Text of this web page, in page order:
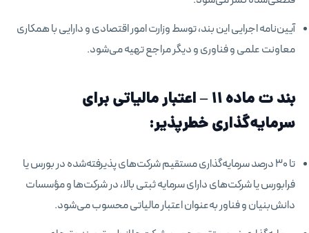
آیین‌نامه اجرایی این بند، توسط وزارت امور اقتصادی و دارایی با همکاری
معاونت علمی و فناوری و دیگر مراجع تهیه می‌شود.
بند ت ماده ۱۱ – اعتبار مالیاتی برای
سرمایه‌گذاری خطرپذیر:
تا ۳۰ درصد سرمایه‌گذاری مستقیم شرکت‌های پذیرفته‌شده در بورس یا
فرابورس یا شرکت‌های دارای سرمایه ثبتی بالا، در شرکت‌ها و مؤسسات
دانش‌بنیان و فناور به‌عنوان اعتبار مالیاتی محسوب می‌شود.